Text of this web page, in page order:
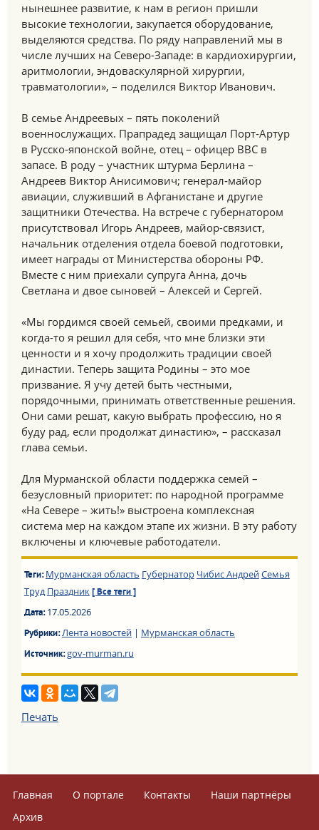
нынешнее развитие, к нам в регион пришли
высокие технологии, закупается оборудование,
выделяются средства. По ряду направлений мы в
числе лучших на Северо-Западе: в кардиохирургии,
аритмологии, эндоваскулярной хирургии,
травматологии», – поделился Виктор Иванович.
В семье Андреевых – пять поколений
военнослужащих. Прапрадед защищал Порт‑Артур
в Русско‑японской войне, отец – офицер ВВС в
запасе. В роду – участник штурма Берлина –
Андреев Виктор Анисимович; генерал‑майор
авиации, служивший в Афганистане и другие
защитники Отечества. На встрече с губернатором
присутствовал Игорь Андреев, майор-связист,
начальник отделения отдела боевой подготовки,
имеет награды от Министерства обороны РФ.
Вместе с ним приехали супруга Анна, дочь
Светлана и двое сыновей – Алексей и Сергей.
«Мы гордимся своей семьей, своими предками, и
когда-то я решил для себя, что мне близки эти
ценности и я хочу продолжить традиции своей
династии. Теперь защита Родины – это мое
призвание. Я учу детей быть честными,
порядочными, принимать ответственные решения.
Они сами решат, какую выбрать профессию, но я
буду рад, если продолжат династию», – рассказал
глава семьи.
Для Мурманской области поддержка семей –
безусловный приоритет: по народной программе
«На Севере – жить!» выстроена комплексная
система мер на каждом этапе их жизни. В эту работу
включены и ключевые работодатели.
Теги: Мурманская область Губернатор Чибис АндрейСемья
Труд Праздник [ Все теги ]
Дата:17.05.2026
Рубрики:Лента новостей| Мурманская область
Источник:gov-murman.ru
Печать
Главная О портале Контакты
Наши партнёры
Архив